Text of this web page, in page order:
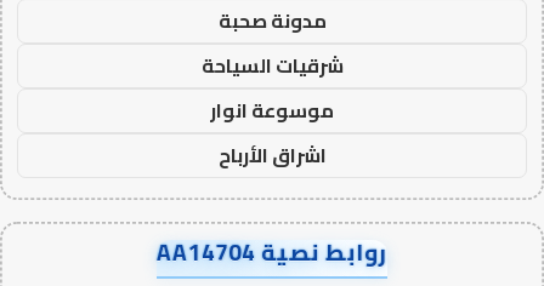
مدونة صحبة
شرقيات السياحة
موسوعة انوار
اشراق الأرباح
روابط نصية AA14704